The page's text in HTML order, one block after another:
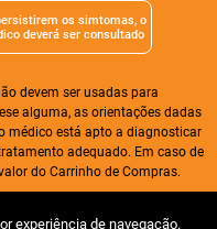
experiência de navegação.
os simtomas, o
deverá ser consultado
devem ser usadas para
alguma, as orientações dadas
médico está apto a diagnosticar
adequado. Em caso de
do Carrinho de Compras.